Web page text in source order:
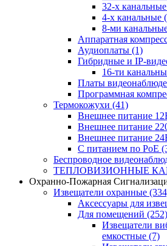
32-х канальные
4-х канальные
8-ми
Аппаратная
Аудиоплаты (1)
Гибридные и IP-
16-ти
Платы
Программная
Термокожухи (41)
Внешнее питание
Внешнее питание
Внешнее питание
С питанием по PoE
Беспроводное
ТЕПЛОВИЗИОННЫЕ
Охранно-Пожарная
Извещатели охранные
Аксессуары для
Для помещений (252)
Извещатели
емкостные (7)